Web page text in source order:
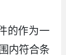
的作为一
内符合条